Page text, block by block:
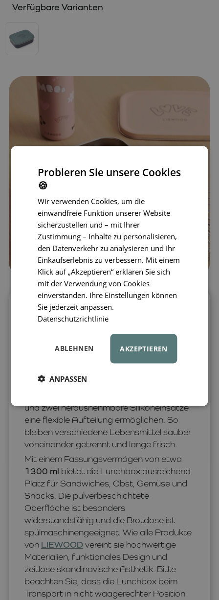
Verfügbare Varianten
Große Brotdose aus Edelstahl für
perfekt organisierte Mahlzeiten
bietet viel Platz für ein
reichhaltiges Frühstück oder Mittagessen
und erleichtert die Essensvorbereitung für
Edelstahlkonstruktion sorgt für eine lange
und zwei herausnehmbare Silikoneinsätze
eine flexible Aufteilung ermöglichen. So
bleiben verschiedene Lebensmittel sauber
voneinander getrennt und lange frisch.
Mit einem Fassungsvermögen von etwa
1300 ml bietet die Lunchbox ausreichend
Platz für Sandwiches, Obst, Gemüse und
Snacks. Die pulverbeschichtete
Oberfläche ist besonders
widerstandsfähig und die Brotdose ist
spülmaschinengeeignet. Wie alle Produkte
von LIEWOOD vereint sie hochwertige
Materialien, funktionales Design und
zeitlose skandinavische Ästhetik. Bitte
beachten Sie, dass die Lunchbox beim
Transport in nicht waagerechter Position
Probieren Sie unsere Cookies
🍪
Wir verwenden Cookies, um die
einwandfreie Funktion unserer Website
sicherzustellen und – mit Ihrer
Zustimmung – Inhalte zu personalisieren,
den Datenverkehr zu analysieren und Ihr
Einkaufserlebnis zu verbessern. Mit einem
Klick auf „Akzeptieren“ erklären Sie sich
mit der Verwendung von Cookies
einverstanden. Ihre Einstellungen können
Sie jederzeit anpassen.
Datenschutzrichtlinie
AKZEPTIEREN
ABLEHNEN
ANPASSEN